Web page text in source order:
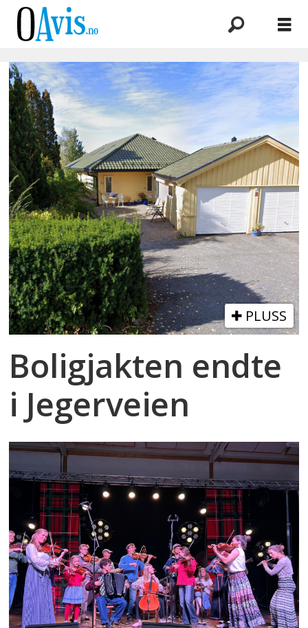
Oavis
-
Oppegård
avis
PLUSS
Boligjakten endte
i Jegerveien